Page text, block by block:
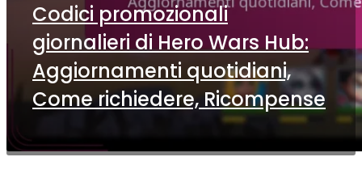
Codici promozionali
giornalieri di Hero Wars Hub:
Aggiornamenti quotidiani,
Come richiedere, Ricompense